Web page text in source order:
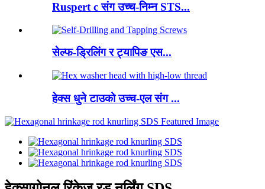
Ruspert c संग उच्च-निम्न STS...
सेल्फ-ड्रिलिंग र ट्यापिङ एस...
हेक्स धुने टाउको उच्च-एल संग ...